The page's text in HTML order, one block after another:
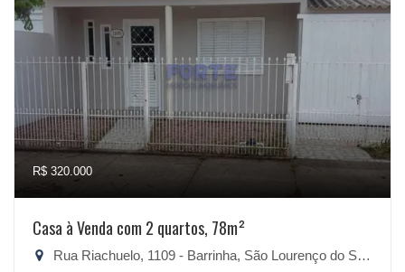
R$ 320.000
Casa à Venda com 2 quartos, 78m²
Rua Riachuelo, 1109 - Barrinha, São Lourenço do Sul-RS